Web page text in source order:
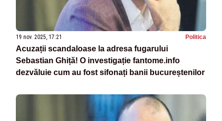
19 nov. 2025, 17:21 Politica
Acuzații scandaloase la adresa fugarului
Sebastian Ghiță! O investigație fantome.info
dezvăluie cum au fost sifonați banii bucureștenilor